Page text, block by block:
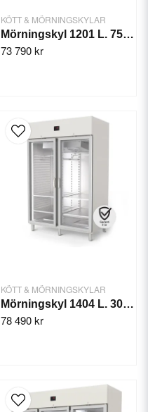
KÖTT & MÖRNINGSKYLAR
Mörningskyl 1201 L. 750W
73 790 kr
KÖTT & MÖRNINGSKYLAR
Mörningskyl 1404 L. 300 kg, 1000 W
78 490 kr